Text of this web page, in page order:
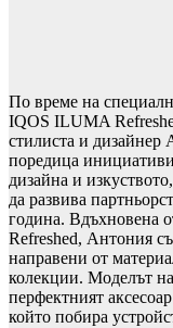
По време на
IQOS ILUMA
стилиста и дизайнер
поредица
дизайна и
да развива
година. Вдъхновена
Refreshed, Антония
направени от
колекции. Моделът на
перфектният
който побира